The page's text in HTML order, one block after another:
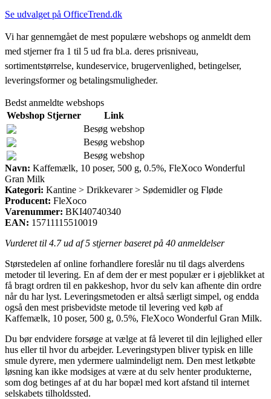
Se udvalget på OfficeTrend.dk
Vi har gennemgået de mest populære webshops og anmeldt dem
med stjerner fra 1 til 5 ud fra bl.a. deres prisniveau,
sortimentstørrelse, kundeservice, brugervenlighed, betingelser,
leveringsformer og betalingsmuligheder.
Bedst anmeldte webshops
Webshop Stjerner
Link
Besøg webshop
Besøg webshop
Besøg webshop
Navn: Kaffemælk, 10 poser, 500 g, 0.5%, FleXoco Wonderful
Gran Milk
Kategori: Kantine > Drikkevarer > Sødemidler og Fløde
Producent: FleXoco
Varenummer: BKI40740340
EAN: 15711115510019
Vurderet til 4.7ud af 5 stjerner baseret på 40 anmeldelser
Størstedelen af online forhandlere foreslår nu til dags alverdens
metoder til levering. En af dem der er mest populær er i øjeblikket at
få bragt ordren til en pakkeshop, hvor du selv kan afhente din ordre
når du har lyst. Leveringsmetoden er altså særligt simpel, og endda
også den mest prisbevidste metode til levering ved køb af
Kaffemælk, 10 poser, 500 g, 0.5%, FleXoco Wonderful Gran Milk.
Du bør endvidere forsøge at vælge at få leveret til din lejlighed eller
hus eller til hvor du arbejder. Leveringstypen bliver typisk en lille
smule dyrere, men ydermere ualmindeligt nem. Den mest letkøbte
løsning kan ikke modsiges at være at du selv henter produkterne,
som dog betinges af at du har bopæl med kort afstand til internet
selskabets tilholdssted.